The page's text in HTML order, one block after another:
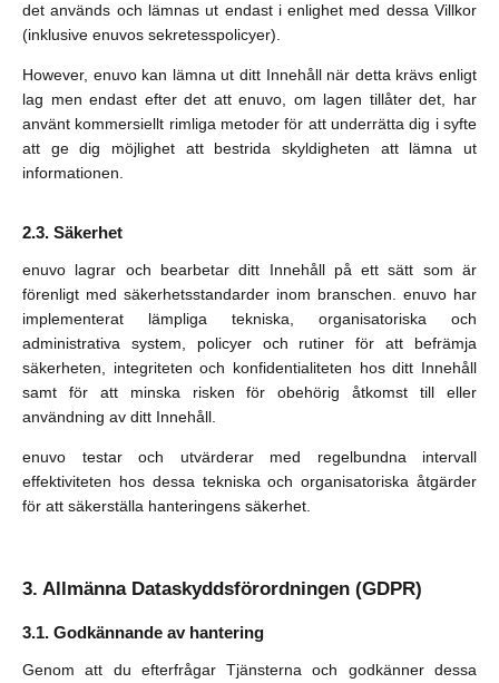
det används och lämnas ut endast i enlighet med dessa Villkor
(inklusive enuvos sekretesspolicyer).
However, enuvo kan lämna ut ditt Innehåll när detta krävs enligt
lag men endast efter det att enuvo, om lagen tillåter det, har
använt kommersiellt rimliga metoder för att underrätta dig i syfte
att ge dig möjlighet att bestrida skyldigheten att lämna ut
informationen.
Säkerhet
enuvo lagrar och bearbetar ditt Innehåll på ett sätt som är
förenligt med säkerhetsstandarder inom branschen. enuvo har
implementerat lämpliga tekniska, organisatoriska och
administrativa system, policyer och rutiner för att befrämja
säkerheten, integriteten och konfidentialiteten hos ditt Innehåll
samt för att minska risken för obehörig åtkomst till eller
användning av ditt Innehåll.
enuvo testar och utvärderar med regelbundna intervall
effektiviteten hos dessa tekniska och organisatoriska åtgärder
för att säkerställa hanteringens säkerhet.
Allmänna Dataskyddsförordningen (GDPR)
Godkännande av hantering
Genom att du efterfrågar Tjänsterna och godkänner dessa